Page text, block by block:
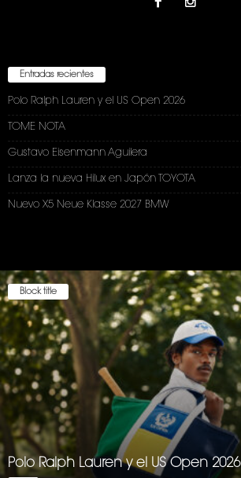
Entradas recientes
Polo Ralph Lauren y el US Open 2026
TOME NOTA
Gustavo Eisenmann Aguilera
Lanza la nueva Hilux en Japón TOYOTA
Nuevo X5 Neue Klasse 2027 BMW
Block title
Polo Ralph Lauren y el US Open 2026